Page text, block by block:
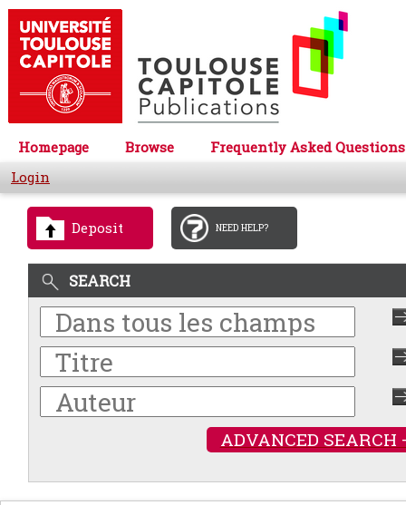
Homepage Browse
Frequently Asked Questions
Login
Deposit NEED HELP?
SEARCH
ADVANCED SEARCH